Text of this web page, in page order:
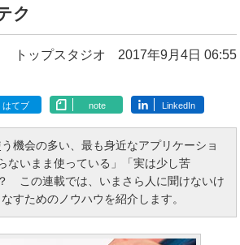
ク
トップスタジオ 2017年9月4日 06:55
はてブ note LinkedIn
機会の多い、最も身近なアプリケーショ
ないまま使っている」「実は少し苦
この連載では、いまさら人に聞けないけ
すためのノウハウを紹介します。